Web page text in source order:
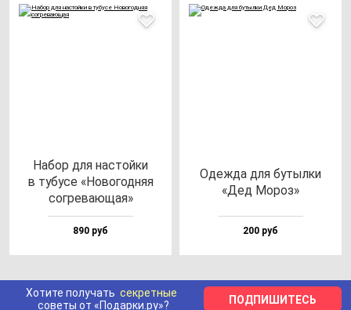
Набор для нас­той­ки
в ту­бу­се «Ново­год­няя
сог­ре­ва­ющая»
890 руб
Одеж­да для бу­тыл­ки
«Дед Мороз»
200 руб
Хотите получать секретные
советы от «Подарки.ру»?
ПОДПИШИТЕСЬ